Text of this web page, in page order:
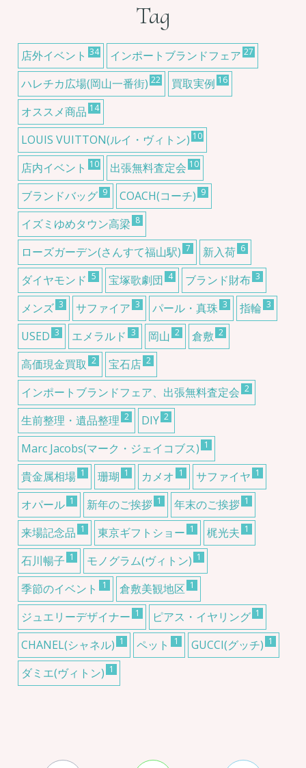
Tag
店外イベント 34 インポートブランドフェア 27
ハレチカ広場(岡山一番街) 22 買取実例 16
オススメ商品 14
LOUIS VUITTON(ルイ・ヴィトン) 10
店内イベント 10 出張無料査定会 10
ブランドバッグ 9 COACH(コーチ) 9
イズミゆめタウン高梁 8
ローズガーデン(さんすて福山駅) 7 新入荷 6
ダイヤモンド 5 宝塚歌劇団 4 ブランド財布 3
メンズ 3 サファイア 3 パール・真珠 3 指輪 3
USED 3 エメラルド 3 岡山 2 倉敷 2
高価現金買取 2 宝石店 2
インポートブランドフェア、出張無料査定会 2
生前整理・遺品整理 2 DIY 2
Marc Jacobs(マーク・ジェイコブス) 1
貴金属相場 1 珊瑚 1 カメオ 1 サファイヤ 1
オパール 1 新年のご挨拶 1 年末のご挨拶 1
来場記念品 1 東京ギフトショー 1 梶光夫 1
石川暢子 1 モノグラム(ヴィトン) 1
季節のイベント 1 倉敷美観地区 1
ジュエリーデザイナー 1 ピアス・イヤリング 1
CHANEL(シャネル) 1 ペット 1 GUCCI(グッチ) 1
ダミエ(ヴィトン) 1